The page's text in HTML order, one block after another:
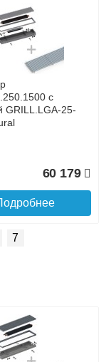
области
реального
товара как при
Web-money,
с НДС)
с
GRILL.LGA-25-
60 179
с
GRILL.LGA-25-
7